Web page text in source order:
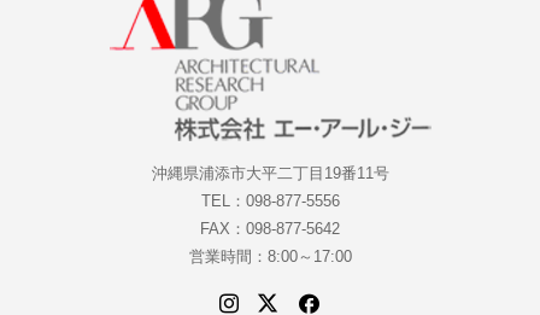
沖縄県浦添市大平二丁目19番11号
TEL：098-877-5556
FAX：098-877-5642
営業時間：8:00～17:00